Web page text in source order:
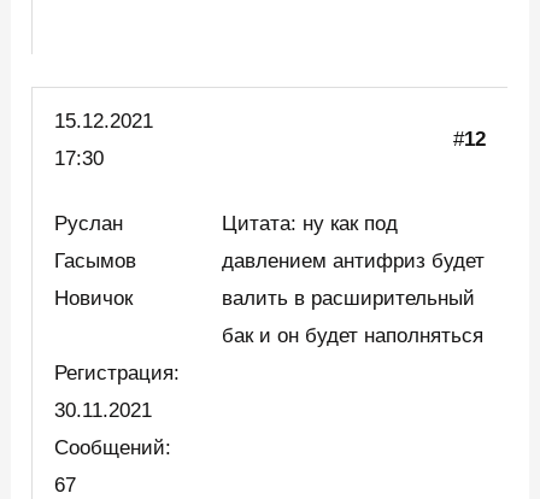
15.12.2021
17:30
#12
Руслан
Гасымов
Новичок
Регистрация:
30.11.2021
Сообщений:
67
Цитата: ну как под
давлением антифриз будет
валить в расширительный
бак и он будет наполняться